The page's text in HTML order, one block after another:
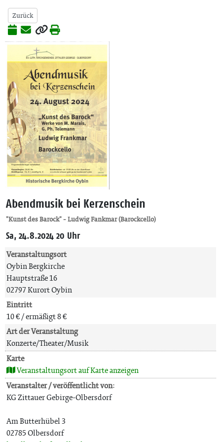
Zurück
Abendmusik bei Kerzenschein
"Kunst des Barock" - Ludwig Fankmar (Barockcello)
Sa, 24.8.2024 20 Uhr
Veranstaltungsort
Oybin Bergkirche
Hauptstraße 16
02797 Kurort Oybin
Eintritt
10 € / ermäßigt 8 €
Art der Veranstaltung
Konzerte/Theater/Musik
Karte
Veranstaltungsort auf Karte anzeigen
Veranstalter / veröffentlicht von:
KG Zittauer Gebirge-Olbersdorf
Am Butterhübel 3
02785 Olbersdorf